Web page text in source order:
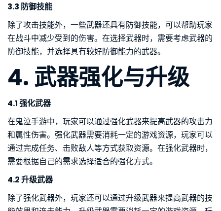
3.3 防御技能
除了攻击技能外，一些武器还具有防御技能，可以帮助玩家
在战斗中减少受到的伤害。在选择武器时，需要考虑武器的
防御技能，并选择具有较好防御能力的武器。
4. 武器强化与升级
4.1 强化武器
在鬼泣手游中，玩家可以通过强化武器来提高武器的攻击力
和属性伤害。强化武器需要消耗一定的游戏资源，玩家可以
通过完成任务、击败敌人等方式获取资源。在强化武器时，
需要根据自己的需求选择适合的强化方式。
4.2 升级武器
除了强化武器外，玩家还可以通过升级武器来提高武器的技